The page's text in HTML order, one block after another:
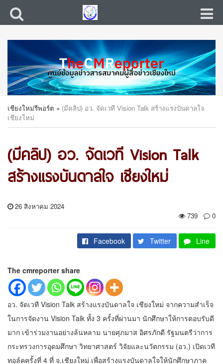
เชียงใหม่รีพอร์ต » (มีคลิป) อว. จัดเวที Vision Talk สร้างแรงบันดาลใจ
เชียงใหม่
(มีคลิป) อว. จัดเวที Vision Talk
สร้างแรงบันดาลใจ เชียงใหม่
26 สิงหาคม 2024
739
0
Facebook Twitter Line
The cmreporter share
อว. จัดเวที Vision Talk สร้างแรงบันดาลใจ เชียงใหม่ จากความสำเร็จ
ในการจัดงาน Vision Talk ทั้ง 3 ครั้งที่ผ่านมา นักศึกษาให้การตอบรับดี
มาก เข้าร่วมงานอย่างล้นหลาม นายศุภมาส อิศรภักดี รัฐมนตรีว่าการ
กระทรวงการอุดมศึกษา วิทยาศาสตร์ วิจัยและนวัตกรรม (อว.) เปิดเวที
ทอล์คครั้งที่ 4 ที่ จ.เชียงใหม่ เพื่อสร้างแรงบันดาลใจให้นักศึกษาภาค